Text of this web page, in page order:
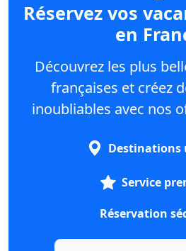
Réservez vos
en
Découvrez les plus
françaises et créez
inoubliables avec nos
Destinations
Service
Réservation